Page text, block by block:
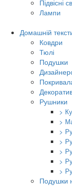
Підвісні
Лампи
Домашній
Ковдри
Тюлі
Подушки
Рушники
>
>
>
>
>
>
>
Подушки